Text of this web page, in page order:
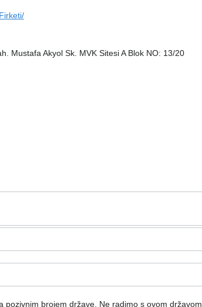
Mustafa Akyol Sk. MVK Sitesi A Blok NO: 13/20
pozivnim brojem države. Ne radimo s ovom državom